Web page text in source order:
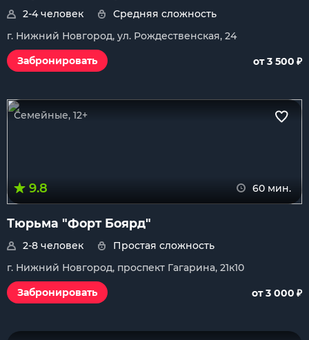
2-4 человек
Средняя сложность
г. Нижний Новгород, ул. Рождественская, 24
Забронировать
от 3 500 ₽
Семейные, 12+
9.8 60 мин.
Тюрьма "Форт Боярд"
2-8 человек
Простая сложность
г. Нижний Новгород, проспект Гагарина, 21к10
Забронировать
от 3 000 ₽